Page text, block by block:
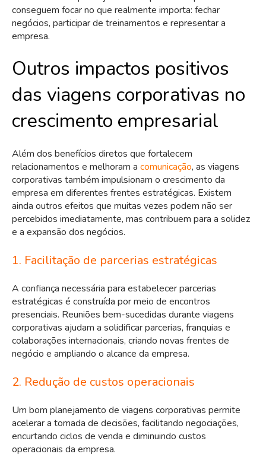
conseguem focar no que realmente importa: fechar
negócios, participar de treinamentos e representar a
empresa.
Outros impactos positivos
das viagens corporativas no
crescimento empresarial
Além dos benefícios diretos que fortalecem
relacionamentos e melhoram a comunicação, as viagens
corporativas também impulsionam o crescimento da
empresa em diferentes frentes estratégicas. Existem
ainda outros efeitos que muitas vezes podem não ser
percebidos imediatamente, mas contribuem para a solidez
e a expansão dos negócios.
1. Facilitação de parcerias estratégicas
A confiança necessária para estabelecer parcerias
estratégicas é construída por meio de encontros
presenciais. Reuniões bem-sucedidas durante viagens
corporativas ajudam a solidificar parcerias, franquias e
colaborações internacionais, criando novas frentes de
negócio e ampliando o alcance da empresa.
2. Redução de custos operacionais
Um bom planejamento de viagens corporativas permite
acelerar a tomada de decisões, facilitando negociações,
encurtando ciclos de venda e diminuindo custos
operacionais da empresa.